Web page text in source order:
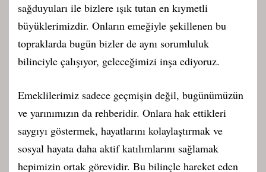
sağduyuları ile bizlere ışık tutan en kıymetli
büyüklerimizdir. Onların emeğiyle şekillenen bu
topraklarda bugün bizler de aynı sorumluluk
bilinciyle çalışıyor, geleceğimizi inşa ediyoruz.
Emeklilerimiz sadece geçmişin değil, bugünümüzün
ve yarınımızın da rehberidir. Onlara hak ettikleri
saygıyı göstermek, hayatlarını kolaylaştırmak ve
sosyal hayata daha aktif katılımlarını sağlamak
hepimizin ortak görevidir. Bu bilinçle hareket eden